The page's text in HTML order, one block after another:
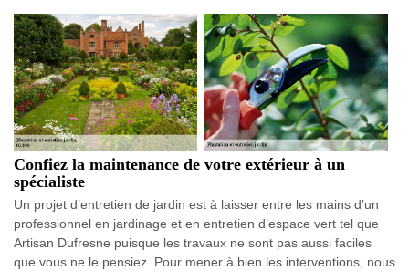
Confiez la maintenance de votre extérieur à un
spécialiste
Un projet d’entretien de jardin est à laisser entre les mains d’un
professionnel en jardinage et en entretien d’espace vert tel que
Artisan Dufresne puisque les travaux ne sont pas aussi faciles
que vous ne le pensiez. Pour mener à bien les interventions, nous